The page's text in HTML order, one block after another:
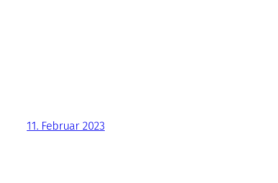
11. Februar 2023